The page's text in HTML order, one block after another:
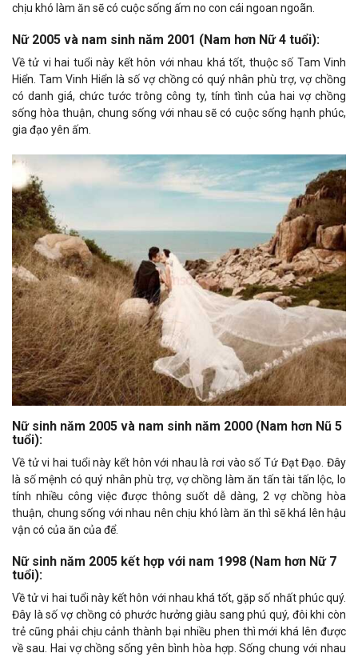
chịu khó làm ăn sẽ có cuộc sống ấm no con cái ngoan ngoãn.
Nữ 2005 và nam sinh năm 2001 (Nam hơn Nữ 4 tuổi):
Về tử vi hai tuổi này kết hôn với nhau khá tốt, thuộc số Tam Vinh
Hiển. Tam Vinh Hiển là số vợ chồng có quý nhân phù trợ, vợ chồng
có danh giá, chức tước trông công ty, tính tình của hai vợ chồng
sống hòa thuận, chung sống với nhau sẽ có cuộc sống hạnh phúc,
gia đạo yên ấm.
Nữ sinh năm 2005 và nam sinh năm 2000 (Nam hơn Nũ 5
tuổi):
Về tử vi hai tuổi này kết hôn với nhau là rơi vào số Tứ Đạt Đạo. Đây
là số mệnh có quý nhân phù trợ, vợ chồng làm ăn tấn tài tấn lộc, lo
tính nhiều công việc được thông suốt dễ dàng, 2 vợ chồng hòa
thuận, chung sống với nhau nên chịu khó làm ăn thì sẽ khá lên hậu
vận có của ăn của để.
Nữ sinh năm 2005 kết hợp với nam 1998 (Nam hơn Nữ 7
tuổi):
Về tử vi hai tuổi này kết hôn với nhau khá tốt, gặp số nhất phúc quý.
Đây là số vợ chồng có phước hưởng giàu sang phú quý, đôi khi còn
trẻ cũng phải chịu cảnh thành bại nhiều phen thì mới khá lên được
về sau. Hai vợ chồng sống yên bình hòa hợp. Sống chung với nhau